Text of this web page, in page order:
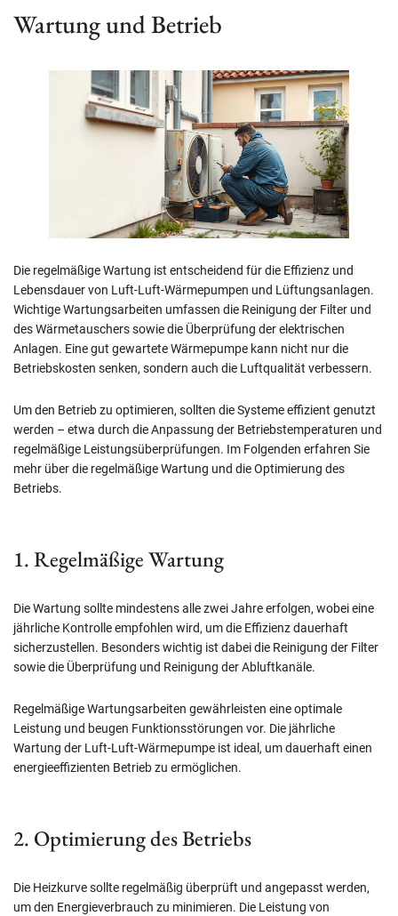
Wartung und Betrieb
Die regelmäßige Wartung ist entscheidend für die Effizienz und
Lebensdauer von Luft-Luft-Wärmepumpen und Lüftungsanlagen.
Wichtige Wartungsarbeiten umfassen die Reinigung der Filter und
des Wärmetauschers sowie die Überprüfung der elektrischen
Anlagen. Eine gut gewartete Wärmepumpe kann nicht nur die
Betriebskosten senken, sondern auch die Luftqualität verbessern.
Um den Betrieb zu optimieren, sollten die Systeme effizient genutzt
werden – etwa durch die Anpassung der Betriebstemperaturen und
regelmäßige Leistungsüberprüfungen. Im Folgenden erfahren Sie
mehr über die regelmäßige Wartung und die Optimierung des
Betriebs.
1. Regelmäßige Wartung
Die Wartung sollte mindestens alle zwei Jahre erfolgen, wobei eine
jährliche Kontrolle empfohlen wird, um die Effizienz dauerhaft
sicherzustellen. Besonders wichtig ist dabei die Reinigung der Filter
sowie die Überprüfung und Reinigung der Abluftkanäle.
Regelmäßige Wartungsarbeiten gewährleisten eine optimale
Leistung und beugen Funktionsstörungen vor. Die jährliche
Wartung der Luft-Luft-Wärmepumpe ist ideal, um dauerhaft einen
energieeffizienten Betrieb zu ermöglichen.
2. Optimierung des Betriebs
Die Heizkurve sollte regelmäßig überprüft und angepasst werden,
um den Energieverbrauch zu minimieren. Die Leistung von